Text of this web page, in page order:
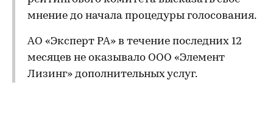
мнение до начала процедуры голосования.
АО «Эксперт РА» в течение последних 12
месяцев не оказывало ООО «Элемент
Лизинг» дополнительных услуг.